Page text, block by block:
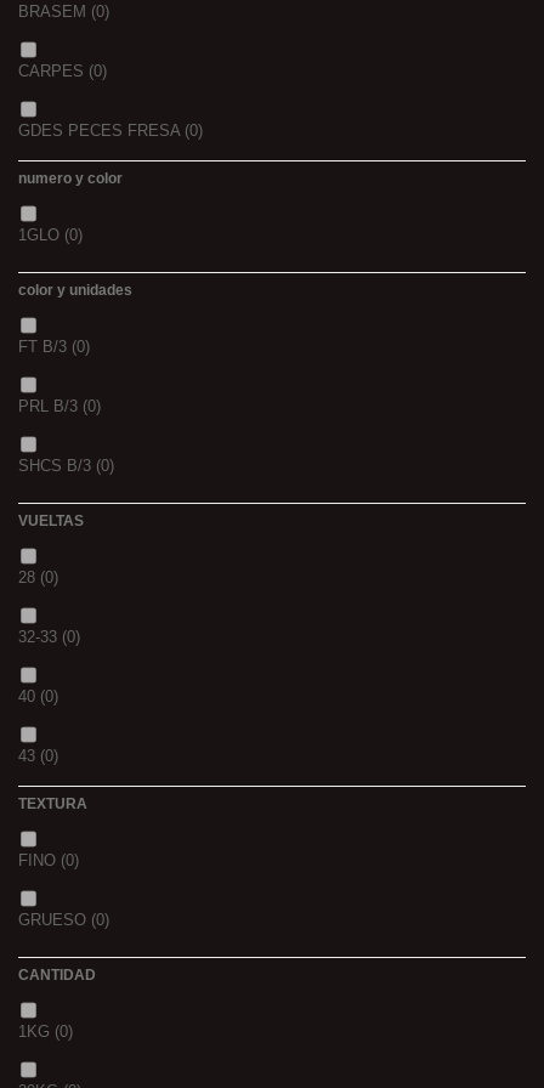
BRASEM (0)
CARPES (0)
GDES PECES FRESA (0)
GDES. PECES MAIZ
GDES. PECES SCOPEX
PIÑA
SCOPEX
TUTTI
FRESA
MIEL(0)
OCEAN LIVER
GOLDEN X
numero y color
1GLO (0)
color y unidades
FT B/3 (0)
PRL B/3 (0)
SHCS B/3 (0)
VUELTAS
28 (0)
32-33 (0)
40 (0)
43 (0)
TEXTURA
FINO (0)
GRUESO (0)
CANTIDAD
1KG (0)